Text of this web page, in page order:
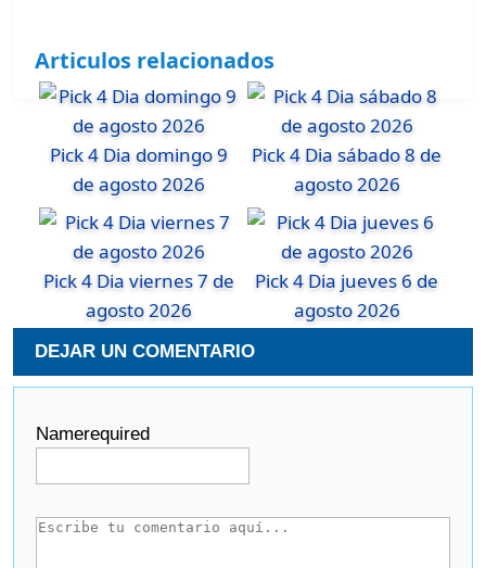
Articulos relacionados
Pick 4 Dia domingo 9
de agosto 2026
Pick 4 Dia sábado 8 de
agosto 2026
Pick 4 Dia viernes 7 de
agosto 2026
Pick 4 Dia jueves 6 de
agosto 2026
DEJAR UN COMENTARIO
Namerequired